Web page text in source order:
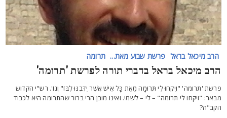
הרב מיכאל בראל פרשת שבוע מאת... תרומה
מיכאל בראל בדברי תורה לפרשת 'תרומה'
'תרומה' "וְיִקְחוּ לִי תְּרוּמָה מֵאֵת כָּל אִישׁ אֲשֶׁר יִדְּבֶנּוּ לִבּוֹ" וְגוֹ'. רש"י הקדוש
"ויקחו לי תרומה" – לי – לשמי. ואינו מובן הרי ברור שהתרומה היא לכבוד